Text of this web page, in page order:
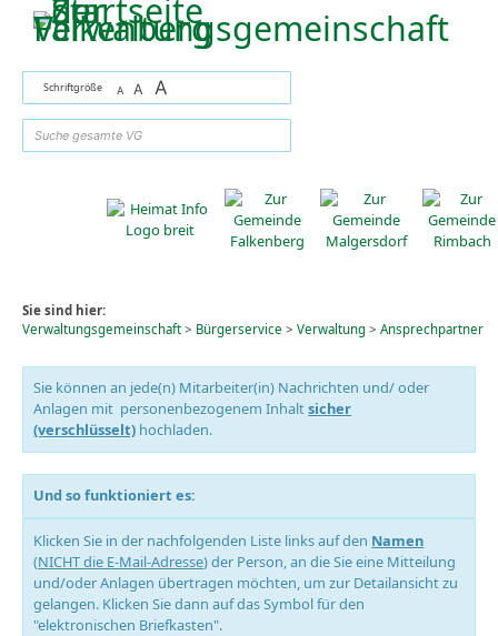
Zum Inhalt,zur Navigationoder
Schriftgröße A A A
Sie sind hier:
Verwaltungsgemeinschaft> Bürgerservice > Verwaltung> Ansprechpartner
Sie können an jede(n) Mitarbeiter(in) Nachrichten und/ oder
Anlagen mit personenbezogenem Inhaltsicher
(verschlüsselt) hochladen.
Und so funktioniert es:
Klicken Sie in der nachfolgenden Liste links auf den Namen
(NICHT die E-Mail-Adresse) der Person, an die Sie eine Mitteilung
und/oder Anlagen übertragen möchten, um zur Detailansicht zu
gelangen. Klicken Sie dann auf das Symbol für den
"elektronischen Briefkasten".